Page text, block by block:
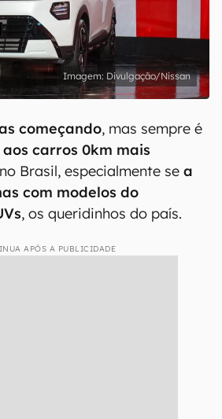
Divulgação/Nissan
começando, mas sempre é
carros 0km mais
Brasil, especialmente se a
com modelos do
, os queridinhos do país.
APÓS A PUBLICIDADE